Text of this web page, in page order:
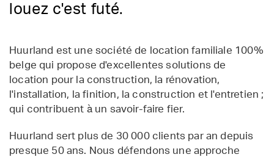
louez c'est futé.
Huurland est une société de location familiale 100%
belge qui propose d'excellentes solutions de
location pour la construction, la rénovation,
l'installation, la finition, la construction et l'entretien ;
qui contribuent à un savoir-faire fier.
Huurland sert plus de 30 000 clients par an depuis
presque 50 ans. Nous défendons une approche